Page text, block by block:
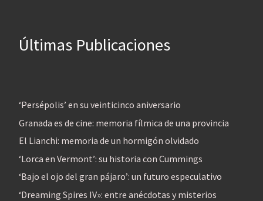
Últimas Publicaciones
‘Persépolis’ en su veinticinco aniversario
Granada es de cine: memoria fílmica de una provincia
El Lianchi: memoria de un hormigón olvidado
‘Lorca en Vermont’: su historia con Cummings
‘Bajo el ojo del gran pájaro’: un futuro especulativo
‘Dreaming Spires IV»: entre anécdotas y misterios